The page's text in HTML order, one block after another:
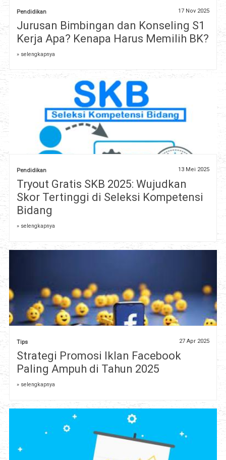
Pendidikan 17 Nov 2025
Jurusan Bimbingan dan Konseling S1
Kerja Apa? Kenapa Harus Memilih BK?
» selengkapnya
Pendidikan 13 Mei 2025
Tryout Gratis SKB 2025: Wujudkan
Skor Tertinggi di Seleksi Kompetensi
Bidang
» selengkapnya
Tips 27 Apr 2025
Strategi Promosi Iklan Facebook
Paling Ampuh di Tahun 2025
» selengkapnya